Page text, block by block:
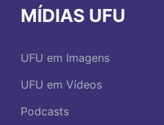
MÍDIAS UFU
UFU em Imagens
UFU em Vídeos
Podcasts